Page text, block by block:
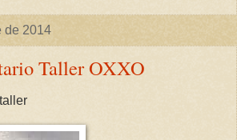
de 2014
Taller OXXO